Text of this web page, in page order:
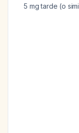
5 mg tarde (o